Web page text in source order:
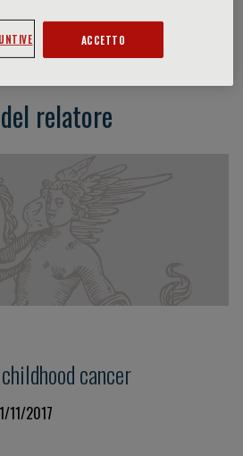
relatore
cancer
11/2017
ACCETTO